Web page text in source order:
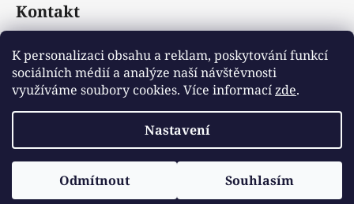
K personalizaci obsahu a reklam, poskytování funkcí
sociálních médií a analýze naší návštěvnosti
využíváme soubory cookies. Více informacízde.
Nastavení
Odmítnout Souhlasím
Kontakt
info@emotys.cz
+421903231812
Vytvořil Shoptet
Copyright 2026
. Všechna práva